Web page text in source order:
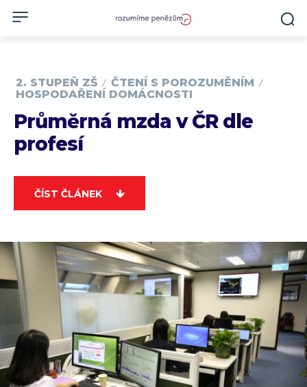
2. STUPEŇ ZŠ
ČTENÍ S POROZUMĚNÍM
HOSPODAŘENÍ DOMÁCNOSTI
Průměrná mzda v ČR dle
profesí
ČÍST ČLÁNEK